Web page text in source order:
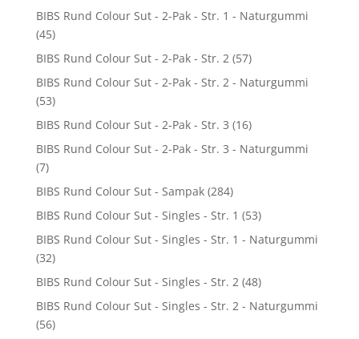
BIBS Rund Colour Sut - 2-Pak - Str. 1 - Naturgummi
(45)
BIBS Rund Colour Sut - 2-Pak - Str. 2 (57)
BIBS Rund Colour Sut - 2-Pak - Str. 2 - Naturgummi
(53)
BIBS Rund Colour Sut - 2-Pak - Str. 3 (16)
BIBS Rund Colour Sut - 2-Pak - Str. 3 - Naturgummi
(7)
BIBS Rund Colour Sut - Sampak (284)
BIBS Rund Colour Sut - Singles - Str. 1 (53)
BIBS Rund Colour Sut - Singles - Str. 1 - Naturgummi
(32)
BIBS Rund Colour Sut - Singles - Str. 2 (48)
BIBS Rund Colour Sut - Singles - Str. 2 - Naturgummi
(56)